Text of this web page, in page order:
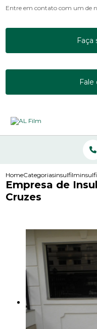
Entre em contato com um de
Faça
Fale
HomeCategoriasinsulfilm
Empresa de
Cruzes